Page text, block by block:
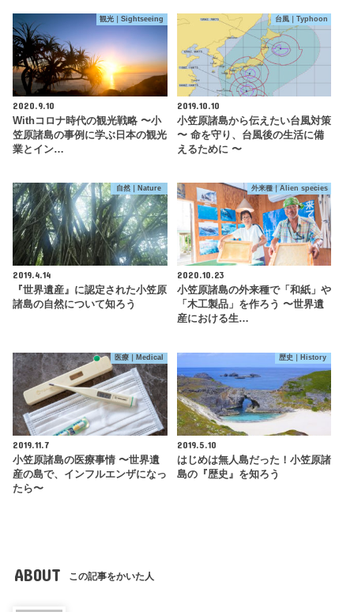
観光｜Sightseeing
2020.9.10
Withコロナ時代の観光戦略 〜小
笠原諸島の事例に学ぶ日本の観光
業とイン…
台風｜Typhoon
2019.10.10
小笠原諸島から伝えたい台風対策
〜 命を守り、台風後の生活に備
えるために 〜
自然｜Nature
2019.4.14
『世界遺産』に認定された小笠原
諸島の自然について知ろう
外来種｜Alien species
2020.10.23
小笠原諸島の外来種で「和紙」や
「木工製品」を作ろう 〜世界遺
産における生…
医療｜Medical
2019.11.7
小笠原諸島の医療事情 〜世界遺
産の島で、インフルエンザになっ
たら〜
歴史｜History
2019.5.10
はじめは無人島だった！小笠原諸
島の『歴史』を知ろう
ABOUT この記事をかいた人